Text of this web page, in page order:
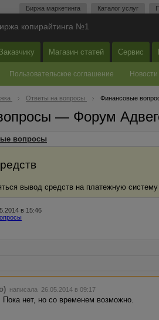
Биржа маркетинга Каталог услуг
копирайтинга №1
Заказчику Магазин статей Сервис
Пользовательское соглашение Новости
Ответы на вопросы Финансовые
— Форум
вопросы
вывод средств на платежную
в 15:46
написала 26.05.2014 в 09:17
Пока нет, но со временем возможно.